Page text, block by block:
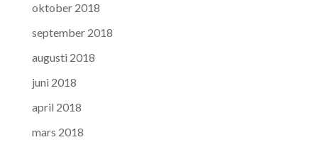
oktober 2018
september 2018
augusti 2018
juni 2018
april 2018
mars 2018